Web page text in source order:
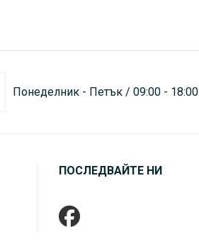
Понеделник - Петък / 09:00 - 18:00
ПОСЛЕДВАЙТЕ НИ